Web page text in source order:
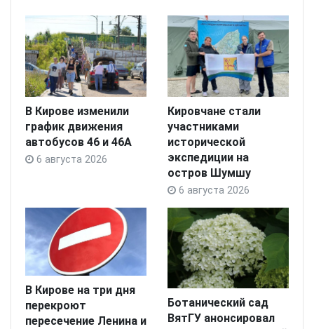
В Кирове изменили
график движения
автобусов 46 и 46А
6 августа 2026
Кировчане стали
участниками
исторической
экспедиции на
остров Шумшу
6 августа 2026
В Кирове на три дня
перекроют
пересечение Ленина и
Ботанический сад
ВятГУ анонсировал